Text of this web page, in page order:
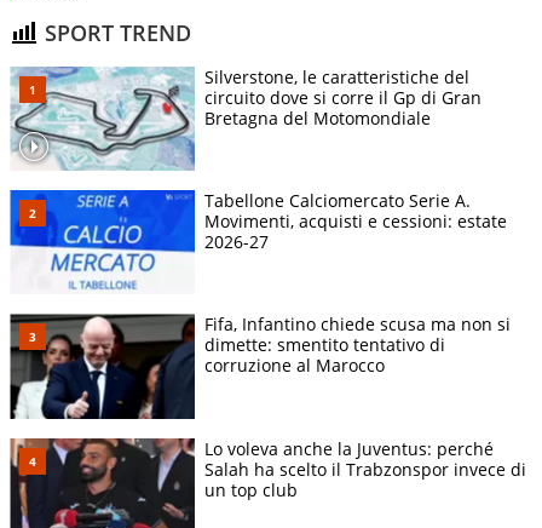
SPORT TREND
Silverstone, le caratteristiche del
circuito dove si corre il Gp di Gran
Bretagna del Motomondiale
Tabellone Calciomercato Serie A.
Movimenti, acquisti e cessioni: estate
2026-27
Fifa, Infantino chiede scusa ma non si
dimette: smentito tentativo di
corruzione al Marocco
Lo voleva anche la Juventus: perché
Salah ha scelto il Trabzonspor invece di
un top club